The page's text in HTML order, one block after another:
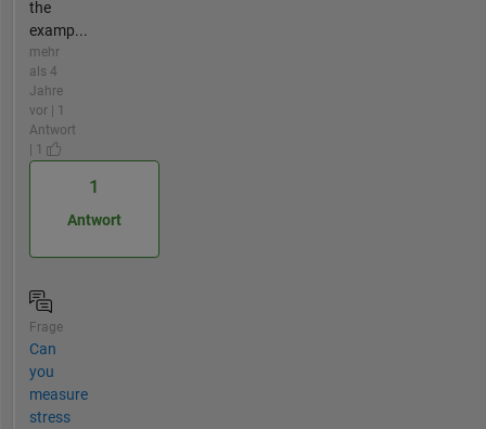
the
examp...
mehr
als 4
Jahre
vor | 1
Antwort
| 1
1
Antwort
Frage
Can
you
measure
stress